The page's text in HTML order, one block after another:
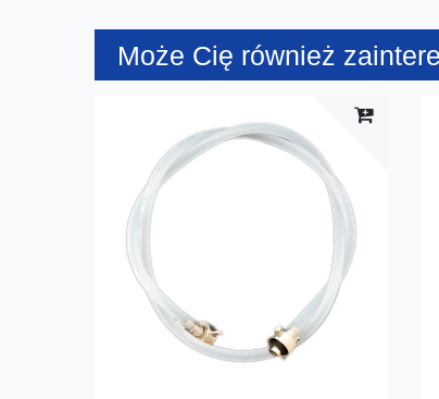
Może Cię również